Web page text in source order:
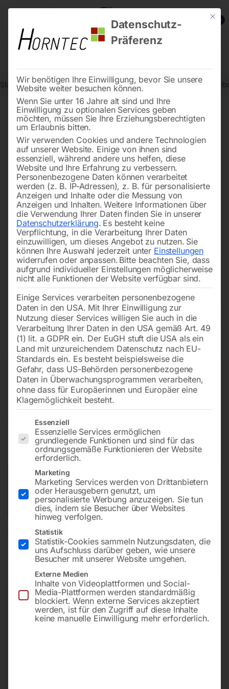
0
Start Metallbearbeitung Bohr- und Fräszubehör HSS Co5-
HSS Co5-Spiralbohrerkassette
DIN 338
PREMIUM 25teilig, Ø 1-13mm – Titan
198,00
inkl. MwSt. zzgl.Versandkosten
Lieferzeit:ca. 2 - 3 Tage
Versandkosten Standard (Österreich): €10,00
Bitte beachten Sie: Die Versandkosten gelten für Österreich.
Andere Länder können abweichen.
Sie haben Fragen zu diesem
Artikel?
Gerne helfen wir Ihnen weiter.
Anfrageformular
Mit
Datenschutz-
Präferenz
Wir benötigen Ihre Einwilligung, bevor Sie unsere
Website weiter besuchen können.
Wenn Sie unter 16 Jahre alt sind und Ihre
Einwilligung zu optionalen Services geben
möchten, müssen Sie Ihre Erziehungsberechtigten
um Erlaubnis bitten.
Wir verwenden Cookies und andere Technologien
auf unserer Website. Einige von ihnen sind
essenziell, während andere uns helfen, diese
Website und Ihre Erfahrung zu verbessern.
Personenbezogene Daten können verarbeitet
werden (z. B. IP-Adressen), z. B. für personalisierte
Anzeigen und Inhalte oder die Messung von
Anzeigen und Inhalten. Weitere Informationen über
die Verwendung Ihrer Daten finden Sie in unserer
Datenschutzerklärung. Es besteht keine
Verpflichtung, in die Verarbeitung Ihrer Daten
einzuwilligen, um dieses Angebot zu nutzen. Sie
können Ihre Auswahl jederzeit unter Einstellungen
widerrufen oder anpassen. Bitte beachten Sie, dass
aufgrund individueller Einstellungen möglicherweise
nicht alle Funktionen der Website verfügbar sind.
Einige Services verarbeiten personenbezogene
Daten in den USA. Mit Ihrer Einwilligung zur
Nutzung dieser Services willigen Sie auch in die
Verarbeitung Ihrer Daten in den USA gemäß Art. 49
(1) lit. a GDPR ein. Der EuGH stuft die USA als ein
Land mit unzureichendem Datenschutz nach EU-
Standards ein. Es besteht beispielsweise die
Gefahr, dass US-Behörden personenbezogene
Daten in Überwachungsprogrammen verarbeiten,
ohne dass für Europäerinnen und Europäer eine
Klagemöglichkeit besteht.
Es folgt eine Liste der Service-Gruppen, für die eine
Essenziell
Essenzielle Services ermöglichen
grundlegende Funktionen und sind für das
ordnungsgemäße Funktionieren der Website
erforderlich.
Marketing
Marketing Services werden von Drittanbietern
oder Herausgebern genutzt, um
personalisierte Werbung anzuzeigen. Sie tun
dies, indem sie Besucher über Websites
hinweg verfolgen.
Statistik
Statistik-Cookies sammeln Nutzungsdaten, die
uns Aufschluss darüber geben, wie unsere
Besucher mit unserer Website umgehen.
Externe Medien
Inhalte von Videoplattformen und Social-
Media-Plattformen werden standardmäßig
blockiert. Wenn externe Services akzeptiert
werden, ist für den Zugriff auf diese Inhalte
keine manuelle Einwilligung mehr erforderlich.